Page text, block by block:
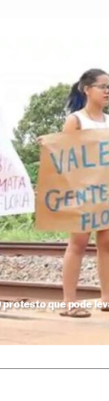
protesto que pode